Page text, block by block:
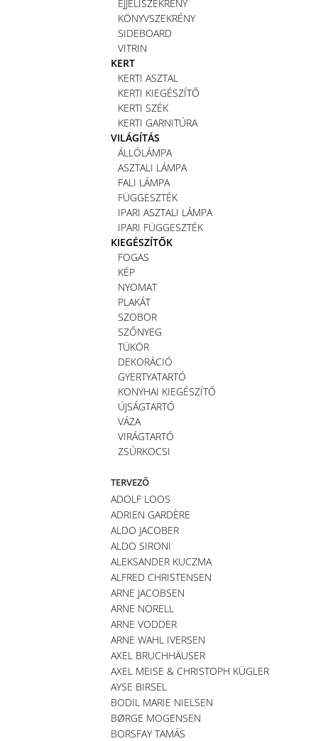
ÉJJELISZEKRÉNY
KÖNYVSZEKRÉNY
SIDEBOARD
VITRIN
KERT
KERTI ASZTAL
KERTI KIEGÉSZÍTŐ
KERTI SZÉK
KERTI GARNITÚRA
VILÁGÍTÁS
ÁLLÓLÁMPA
ASZTALI LÁMPA
FALI LÁMPA
FÜGGESZTÉK
IPARI ASZTALI LÁMPA
IPARI FÜGGESZTÉK
KIEGÉSZÍTŐK
FOGAS
KÉP
NYOMAT
PLAKÁT
SZOBOR
SZŐNYEG
TÜKÖR
DEKORÁCIÓ
GYERTYATARTÓ
KONYHAI KIEGÉSZÍTŐ
ÚJSÁGTARTÓ
VÁZA
VIRÁGTARTÓ
ZSÚRKOCSI
TERVEZŐ
ADOLF LOOS
ADRIEN GARDÈRE
ALDO JACOBER
ALDO SIRONI
ALEKSANDER KUCZMA
ALFRED CHRISTENSEN
ARNE JACOBSEN
ARNE NORELL
ARNE VODDER
ARNE WAHL IVERSEN
AXEL BRUCHHÄUSER
AXEL MEISE & CHRISTOPH KÜGLER
AYSE BIRSEL
BODIL MARIE NIELSEN
BØRGE MOGENSEN
BORSFAY TAMÁS